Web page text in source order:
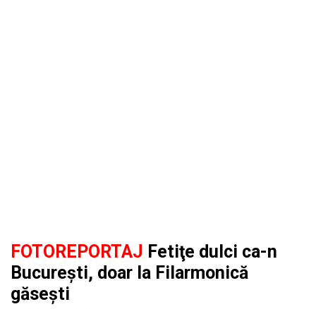
FOTOREPORTAJ Fetiţe dulci ca-n
Bucureşti, doar la Filarmonică
găseşti